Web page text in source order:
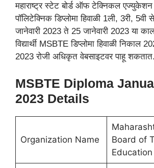
महाराष्ट्र स्टेट बोर्ड ऑफ टेक्निकल
पॉलिटेक्निक डिप्लोमा हिवाळी 1ली, 3री, 5वी
जानेवारी 2023 ते 25 जानेवारी 2023 या
विद्यार्थी MSBTE डिप्लोमा हिवाळी निकाल
2023 रोजी अधिकृत वेबसाइटवर पाहू
MSBTE Diploma
2023 Details
Organization Name
Board of
Education